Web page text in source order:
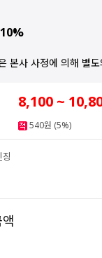
본사 사정에 의해 별도
8,100 ~
540원 (5%)